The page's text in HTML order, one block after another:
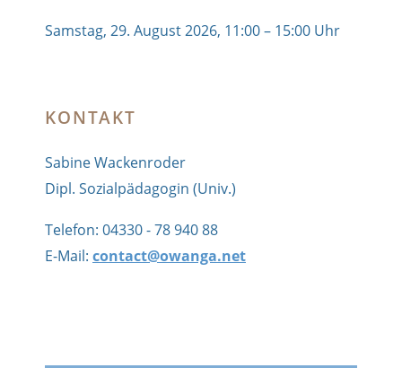
Samstag, 29. August 2026, 11:00 – 15:00 Uhr
KONTAKT
Sabine Wackenroder
Dipl. Sozialpädagogin (Univ.)
Telefon: 04330 - 78 940 88
E-Mail: contact@owanga.net